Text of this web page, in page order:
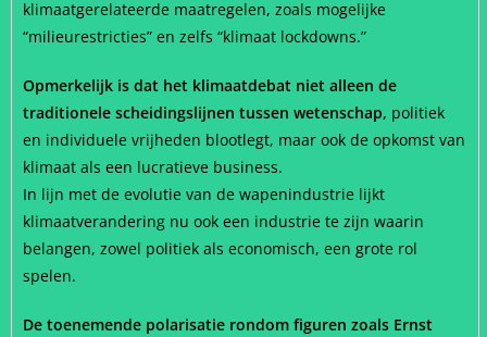
klimaatgerelateerde maatregelen, zoals mogelijke
“milieurestricties” en zelfs “klimaat lockdowns.”
Opmerkelijk is dat het klimaatdebat niet alleen de
traditionele scheidingslijnen tussen wetenschap, politiek
en individuele vrijheden blootlegt, maar ook de opkomst van
klimaat als een lucratieve business.
In lijn met de evolutie van de wapenindustrie lijkt
klimaatverandering nu ook een industrie te zijn waarin
belangen, zowel politiek als economisch, een grote rol
spelen.
De toenemende polarisatie rondom figuren zoals Ernst